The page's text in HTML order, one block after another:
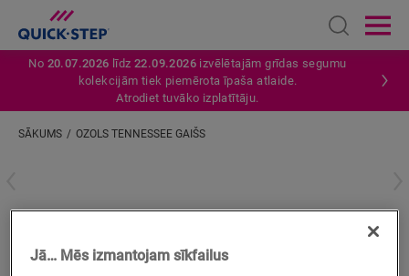
Open
No 20.07.2026 līdz22.09.2026 izvēlētajām grīdas segumu
kolekcijām tiek piemērota īpaša atlaide.
Atrodiet tuvāko izplatītāju.
SĀKUMS OZOLS TENNESSEE GAIŠS
LAMINĀTA AKSESUĀRI INCIZO PROFILS
Jā… Mēs izmantojam sīkfailus